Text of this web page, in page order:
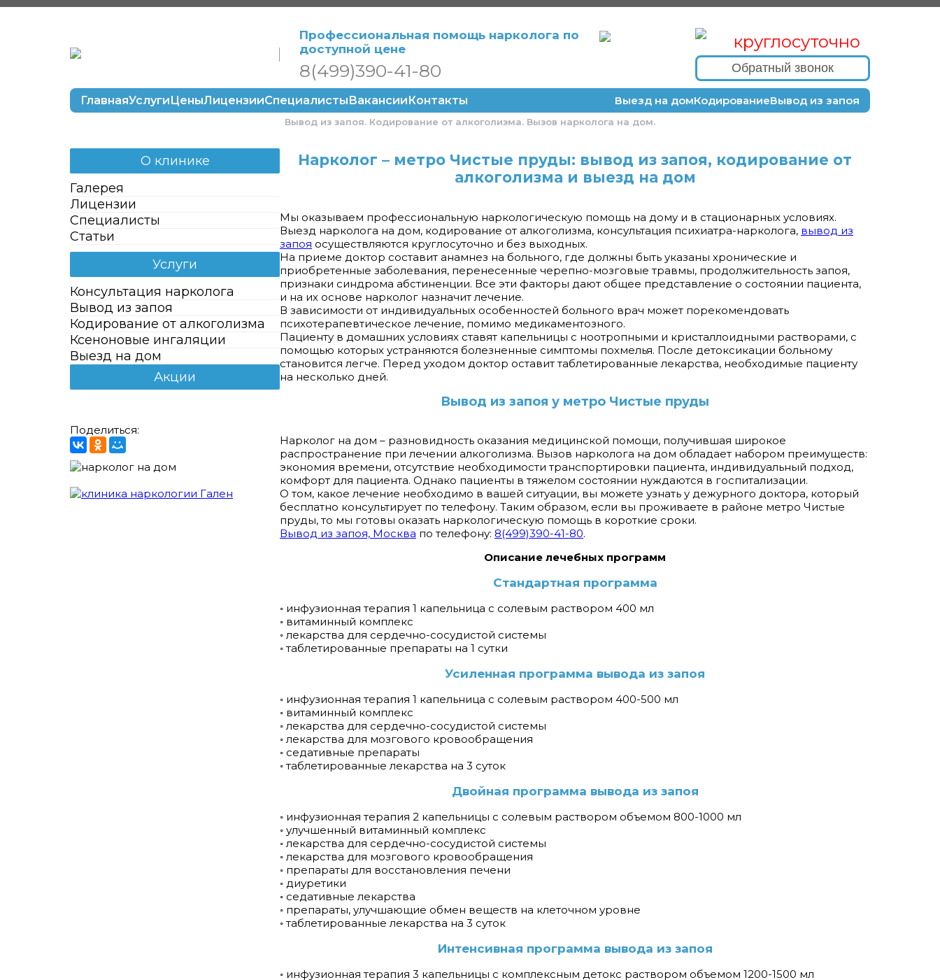
Профессиональная помощь нарколога по
доступной цене
8(499)390-41-80
круглосуточно
Обратный звонок
ГлавнаяУслугиЦеныЛицензииСпециалистыВакансииКонтакты Выезд на домКодированиеВывод из запоя
Вывод из запоя. Кодирование от алкоголизма. Вызов нарколога на дом.
О клинике
Галерея
Лицензии
Специалисты
Статьи
Услуги
Консультация нарколога
Вывод из запоя
Кодирование от алкоголизма
Ксеноновые ингаляции
Выезд на дом
Акции
Поделиться:
Нарколог – метро Чистые пруды: вывод из запоя, кодирование от
алкоголизма и выезд на дом
Мы оказываем профессиональную наркологическую помощь на дому и в стационарных условиях.
Выезд нарколога на дом, кодирование от алкоголизма, консультация психиатра-нарколога, вывод из
запоя осуществляются круглосуточно и без выходных.
На приеме доктор составит анамнез на больного, где должны быть указаны хронические и
приобретенные заболевания, перенесенные черепно-мозговые травмы, продолжительность запоя,
признаки синдрома абстиненции. Все эти факторы дают общее представление о состоянии пациента,
и на их основе нарколог назначит лечение.
В зависимости от индивидуальных особенностей больного врач может порекомендовать
психотерапевтическое лечение, помимо медикаментозного.
Пациенту в домашних условиях ставят капельницы с ноотропными и кристаллоидными растворами, с
помощью которых устраняются болезненные симптомы похмелья. После детоксикации больному
становится легче. Перед уходом доктор оставит таблетированные лекарства, необходимые пациенту
на несколько дней.
Вывод из запоя у метро Чистые пруды
Нарколог на дом – разновидность оказания медицинской помощи, получившая широкое
распространение при лечении алкоголизма. Вызов нарколога на дом обладает набором преимуществ:
экономия времени, отсутствие необходимости транспортировки пациента, индивидуальный подход,
комфорт для пациента. Однако пациенты в тяжелом состоянии нуждаются в госпитализации.
О том, какое лечение необходимо в вашей ситуации, вы можете узнать у дежурного доктора, который
бесплатно консультирует по телефону. Таким образом, если вы проживаете в районе метро Чистые
пруды, то мы готовы оказать наркологическую помощь в короткие сроки.
Вывод из запоя, Москва по телефону: 8(499)390-41-80.
Описание лечебных программ
Стандартная программа
◦ инфузионная терапия 1 капельница с солевым раствором 400 мл
◦ витаминный комплекс
◦ лекарства для сердечно-сосудистой системы
◦ таблетированные препараты на 1 сутки
Усиленная программа вывода из запоя
◦ инфузионная терапия 1 капельница с солевым раствором 400-500 мл
◦ витаминный комплекс
◦ лекарства для сердечно-сосудистой системы
◦ лекарства для мозгового кровообращения
◦ седативные препараты
◦ таблетированные лекарства на 3 суток
Двойная программа вывода из запоя
◦ инфузионная терапия 2 капельницы с солевым раствором объемом 800-1000 мл
◦ улучшенный витаминный комплекс
◦ лекарства для сердечно-сосудистой системы
◦ лекарства для мозгового кровообращения
◦ препараты для восстановления печени
◦ диуретики
◦ седативные лекарства
◦ препараты, улучшающие обмен веществ на клеточном уровне
◦ таблетированные лекарства на 3 суток
Интенсивная программа вывода из запоя
◦ инфузионная терапия 3 капельницы с комплексным детокс раствором объемом 1200-1500 мл